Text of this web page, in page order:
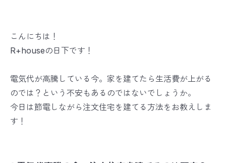
こんにちは！
R+houseの日下です！
電気代が高騰している今。家を建てたら生活費が上がる
のでは？という不安もあるのではないでしょうか。
今日は節電しながら注文住宅を建てる方法をお教えしま
す！